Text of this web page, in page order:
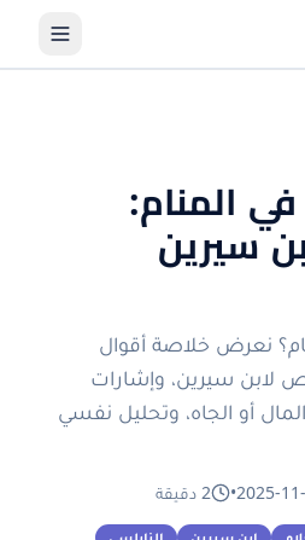
المنام:
سيرين
نعرض خلاصة أقوال
لابن سيرين، وإشارات
أو الجاه، وتحليل نفسي
2025-
• 2 دقيقة